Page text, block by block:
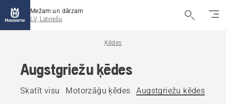
Mežam un dārzam
LV, Latviešu
Ķēdes
Augstgriežu ķēdes
Skatīt visu Motorzāģu ķēdes Augstgriežu ķēdes